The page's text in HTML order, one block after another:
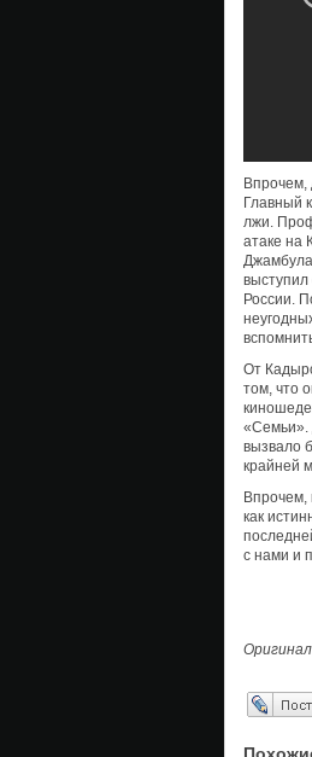
Впрочем,
Главный
лжи.
атаке на
России.
От
том, что
«Семьи».
вызвало
крайней
Впрочем,
как
с нами и
Перепост в ЖЖ